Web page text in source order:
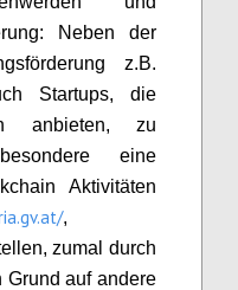
Neben der
z.B.
Startups, die
anbieten, zu
eine
Aktivitäten
,
zumal durch
Grund auf andere